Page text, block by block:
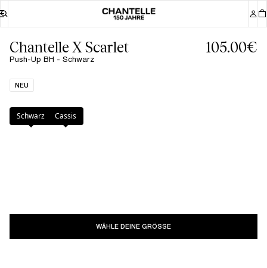
Chantelle X Scarlet
Push-Up BH - Schwarz
105.00€
NEU
Farbe: Schwarz
Schwarz Cassis
WÄHLE DEINE GRÖSSE